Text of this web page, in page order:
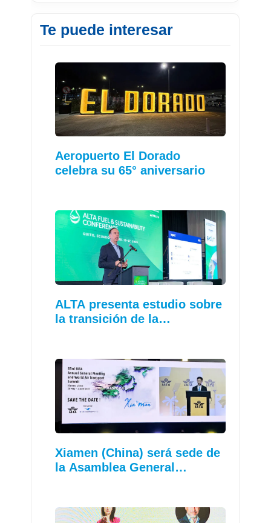
Te puede interesar
Aeropuerto El Dorado
celebra su 65° aniversario
ALTA presenta estudio sobre
la transición de la…
Xiamen (China) será sede de
la Asamblea General…